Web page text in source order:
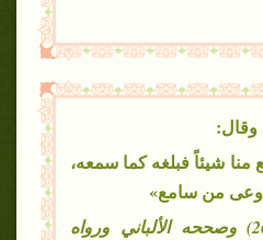
وقال:
منا شيئاً فبلغه كما سمعه،
من سامع»
رواه الترمذي (2657) وصححه الألباني ورواه